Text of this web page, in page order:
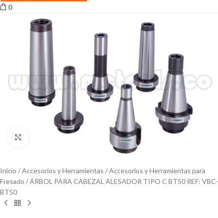
0
Inicio Accesorios y Herramientas
Accesorios y Herramientas para
Fresado
ÁRBOL PARA CABEZAL ALESADOR TIPO C BT50 REF: VBC-
BT50